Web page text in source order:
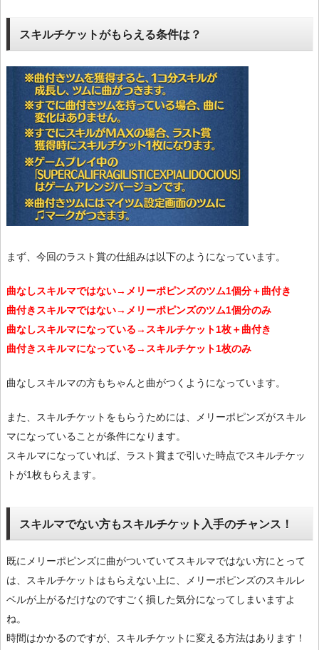
スキルチケットがもらえる条件は？
まず、今回のラスト賞の仕組みは以下のようになっています。
曲なしスキルマではない→メリーポピンズのツム1個分＋曲付き
曲付きスキルマではない→メリーポピンズのツム1個分のみ
曲なしスキルマになっている→スキルチケット1枚＋曲付き
曲付きスキルマになっている→スキルチケット1枚のみ
曲なしスキルマの方もちゃんと曲がつくようになっています。
また、スキルチケットをもらうためには、メリーポピンズがスキル
マになっていることが条件になります。
スキルマになっていれば、ラスト賞まで引いた時点でスキルチケッ
トが1枚もらえます。
スキルマでない方もスキルチケット入手のチャンス！
既にメリーポピンズに曲がついていてスキルマではない方にとって
は、スキルチケットはもらえない上に、メリーポピンズのスキルレ
ベルが上がるだけなのですごく損した気分になってしまいますよ
ね。
時間はかかるのですが、スキルチケットに変える方法はあります！